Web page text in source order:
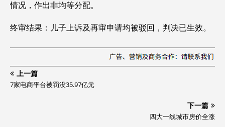
情况，作出非均等分配。‌‌
‌终审结果‌：儿子上诉及再审申请均被驳回，判决已生效。‌‌
上一篇
7家电商平台被罚没35.97亿元
下一篇
四大一线城市房价全涨